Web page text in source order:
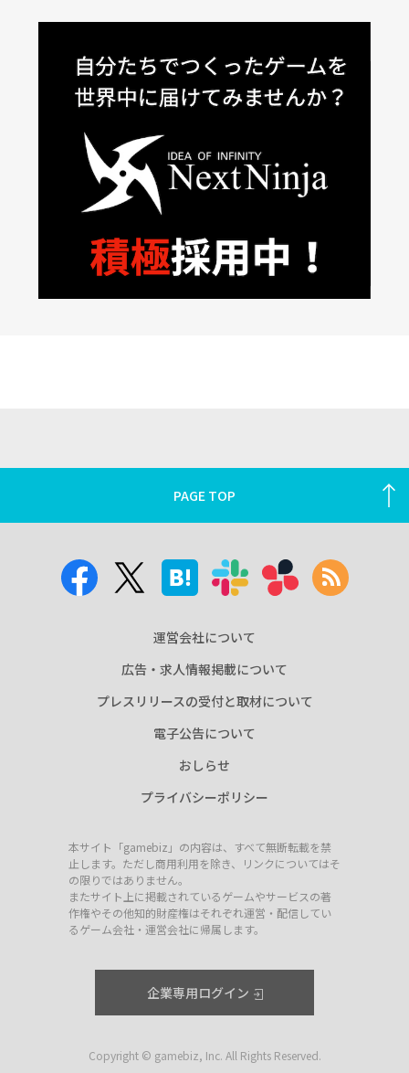
PAGE TOP
運営会社について
広告・求人情報掲載について
プレスリリースの受付と取材について
電子公告について
おしらせ
プライバシーポリシー
本サイト「gamebiz」の内容は、すべて無断転載を禁
止します。ただし商用利用を除き、リンクについてはそ
の限りではありません。
またサイト上に掲載されているゲームやサービスの著
作権やその他知的財産権はそれぞれ運営・配信してい
るゲーム会社・運営会社に帰属します。
企業専用ログイン
Copyright © gamebiz, Inc. All Rights Reserved.